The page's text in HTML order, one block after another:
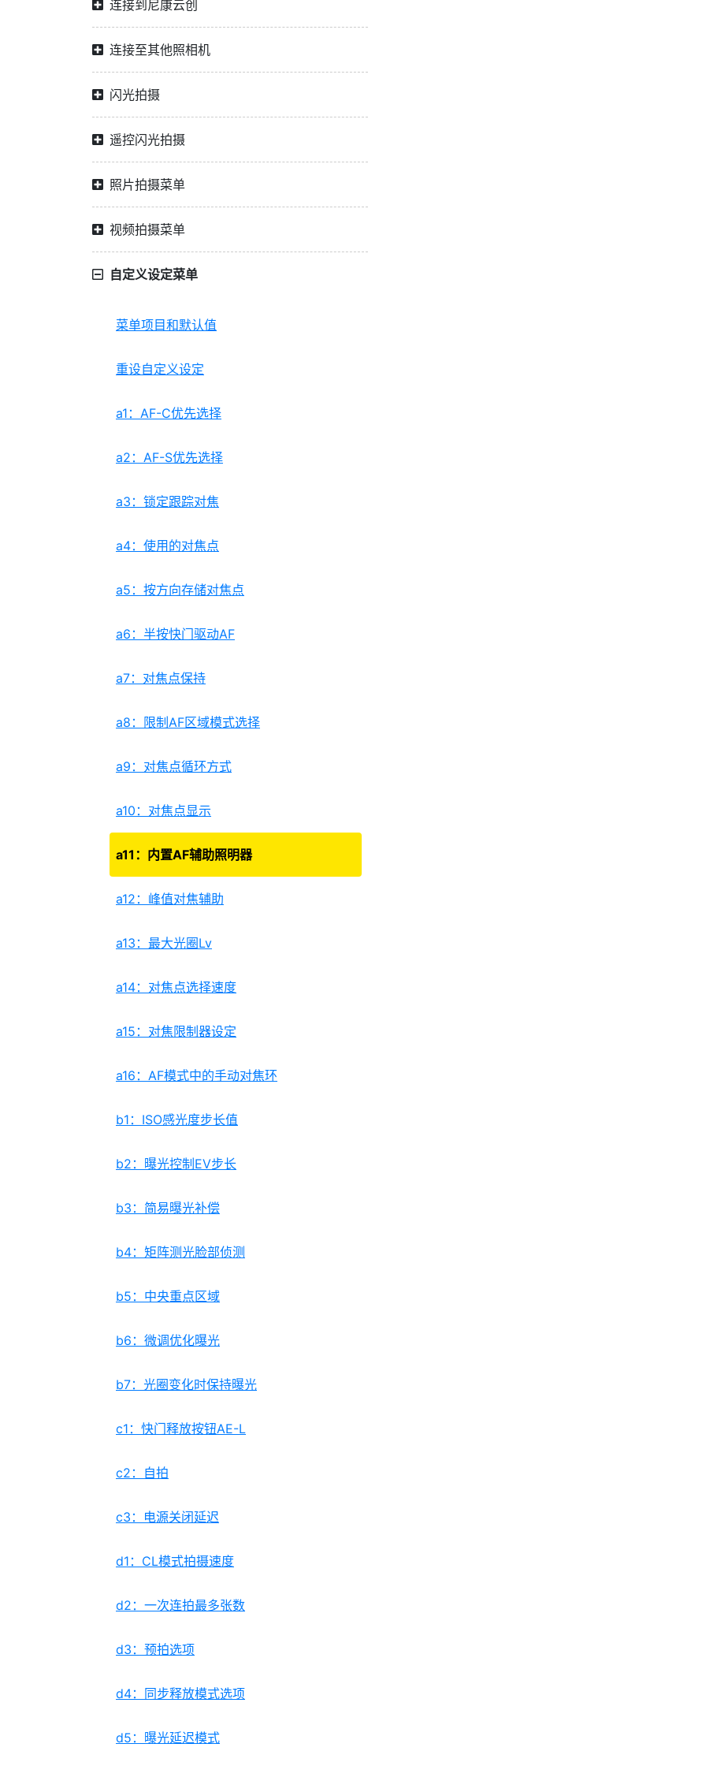
连接到尼康云创
连接至其他照相机
闪光拍摄
遥控闪光拍摄
照片拍摄菜单
视频拍摄菜单
自定义设定菜单
菜单项目和默认值
重设自定义设定
a1：AF-C优先选择
a2：AF-S优先选择
a3：锁定跟踪对焦
a4：使用的对焦点
a5：按方向存储对焦点
a6：半按快门驱动AF
a7：对焦点保持
a8：限制AF区域模式选择
a9：对焦点循环方式
a10：对焦点显示
a11：内置AF辅助照明器
a12：峰值对焦辅助
a13：最大光圈Lv
a14：对焦点选择速度
a15：对焦限制器设定
a16：AF模式中的手动对焦环
b1：ISO感光度步长值
b2：曝光控制EV步长
b3：简易曝光补偿
b4：矩阵测光脸部侦测
b5：中央重点区域
b6：微调优化曝光
b7：光圈变化时保持曝光
c1：快门释放按钮AE-L
c2：自拍
c3：电源关闭延迟
d1：CL模式拍摄速度
d2：一次连拍最多张数
d3：预拍选项
d4：同步释放模式选项
d5：曝光延迟模式